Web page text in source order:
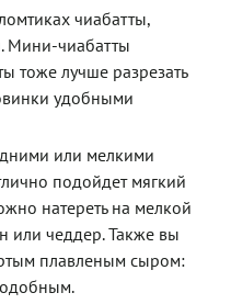
чиабатты,
Мини-чиабатты
тоже лучше разрезать
удобными
или мелкими
подойдет мягкий
натереть на мелкой
или чеддер. Также вы
плавленым сыром: